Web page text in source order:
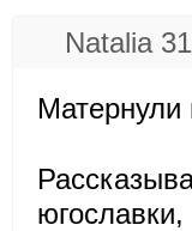
Natalia
Матернули